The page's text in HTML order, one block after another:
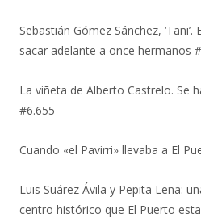
Sebastián Gómez Sánchez,
sacar adelante a once hermanos
La viñeta de Alberto Castrelo. Se
#6.655
Cuando «el Pavirri» llevaba a El
Luis Suárez Ávila y Pepita Lena:
centro histórico que El Puerto